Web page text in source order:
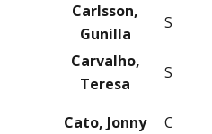
Carlsson,
Gunilla
S
Carvalho,
Teresa
S
Cato, Jonny C